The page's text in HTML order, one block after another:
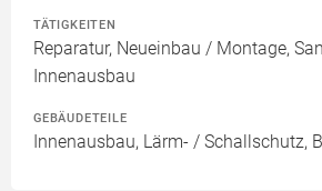
TÄTIGKEITEN
Reparatur, Neueinbau / Montage,
Innenausbau
GEBÄUDETEILE
Innenausbau, Lärm- / Schallschutz,